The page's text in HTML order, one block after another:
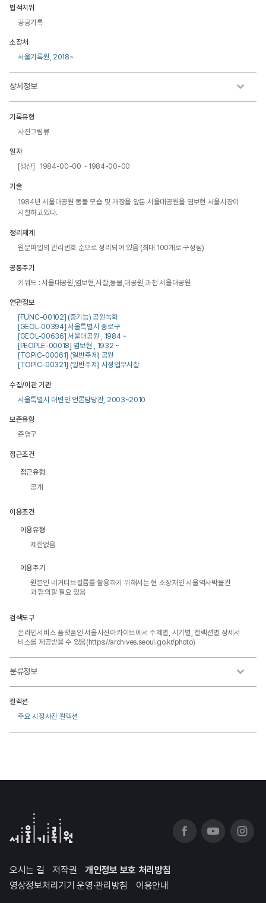
법적지위
공공기록
소장처
서울기록원, 2018~
상세정보
기록유형
사진그림류
일자
[생산] 1984-00-00 ~ 1984-00-00
기술
1984년 서울대공원 동물 모습 및 개장을 앞둔 서울대공원을 염보현 서울시장이
시찰하고있다.
정리체계
원문파일의 관리번호 순으로 정리되어 있음 (최대 100개로 구성됨)
공통주기
키워드 : 서울대공원,염보현,시찰,동물,대공원,과천 서울대공원
연관정보
[FUNC-00102] (중기능) 공원녹화
[GEOL-00394] 서울특별시 종로구
[GEOL-00636] 서울대공원 , 1984 ~
[PEOPLE-00018] 염보현 , 1932 ~
[TOPIC-00061] (일반주제) 공원
[TOPIC-00321] (일반주제) 시정업무시찰
수집/이관 기관
서울특별시 대변인 언론담당관, 2003~2010
보존유형
준영구
접근조건
접근유형
공개
이용조건
이용유형
제한없음
이용주기
원본인 네거티브필름를 활용하기 위해서는 현 소장처인 서울역사박물관
과 협의할 필요 있음
검색도구
온라인서비스 플랫폼인 서울사진아카이브에서 주제별, 시기별, 컬렉션별 상세서
비스를 제공받을 수 있음(https://archives.seoul.go.kr/photo)
분류정보
컬렉션
주요 시정사진 컬렉션
오시는 길 저작권
개인정보 보호 처리방침
영상정보처리기기 운영·관리방침
이용안내